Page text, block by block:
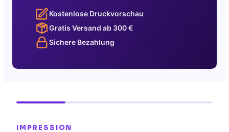
Kostenlose Druckvorschau
Gratis Versand ab 300€
Sichere Bezahlung
IMPRESSION